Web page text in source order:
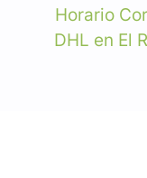
Horario
DHL en El